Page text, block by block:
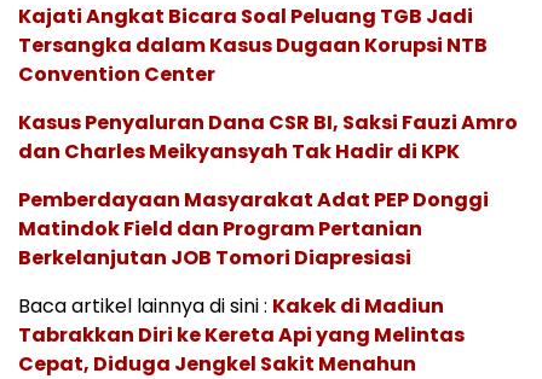
Kajati Angkat Bicara Soal Peluang TGB Jadi
Tersangka dalam Kasus Dugaan Korupsi NTB
Convention Center
Kasus Penyaluran Dana CSR BI, Saksi Fauzi Amro
dan Charles Meikyansyah Tak Hadir di KPK
Pemberdayaan Masyarakat Adat PEP Donggi
Matindok Field dan Program Pertanian
Berkelanjutan JOB Tomori Diapresiasi
Baca artikel lainnya di sini : Kakek di Madiun
Tabrakkan Diri ke Kereta Api yang Melintas
Cepat, Diduga Jengkel Sakit Menahun